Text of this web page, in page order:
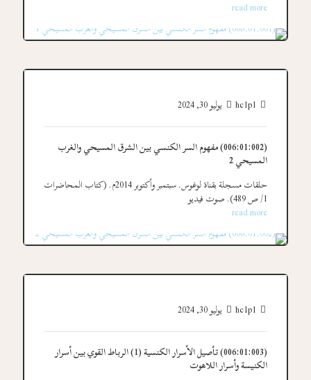
read more
يوليو 30, 2024
(006:01:002) مفهوم السر الكنسي بين الشرق المسيحي والغرب
المسيحي 2
حلقات مسجلة بقناة لوغوس. سبتمبر وأكتوبر 2014م. (كتاب المحاضرات
1/ ص 489). صوت فيديو
read more
يوليو 30, 2024
(006:01:003) تأصيل الأسرار الكنسية (1) الرباط القوي بين أسرار
الكنيسة وأسرار اللاهوت